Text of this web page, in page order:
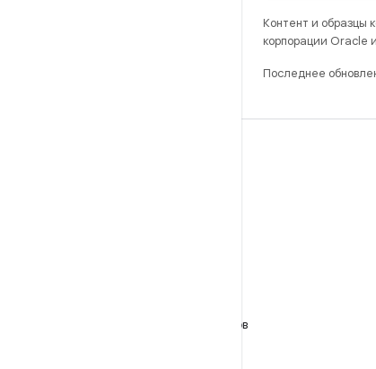
Контент и образцы
корпорации Oracle
Последнее
Драйверы в виде исполняемых файлов